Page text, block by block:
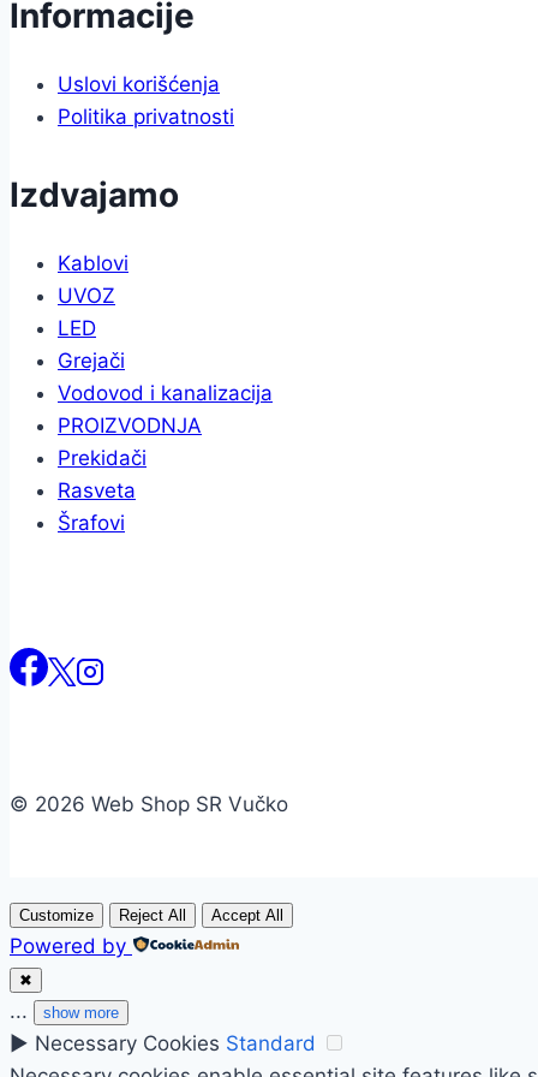
Informacije
Uslovi korišćenja
Politika privatnosti
Izdvajamo
Kablovi
UVOZ
LED
Grejači
Vodovod i kanalizacija
PROIZVODNJA
Prekidači
Rasveta
Šrafovi
© 2026 Web Shop SR Vučko
Customize Reject All Accept All
Powered by
✖
... show more
► Necessary Cookies Standard